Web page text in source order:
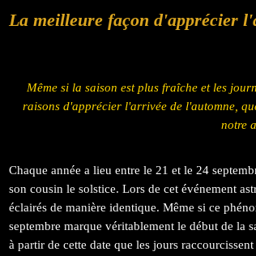
La meilleure façon d'apprécier
Même si la saison est plus fraîche et les
raisons d'apprécier l'arrivée de l'automne,
notre
Chaque année a lieu entre le 21 et le 24
son cousin le solstice. Lors de cet événement
éclairés de manière identique. Même si ce
septembre marque véritablement le début de la
à partir de cette date que les jours